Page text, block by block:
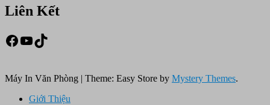
Liên Kết
Facebook
Youtube
TikTok
Máy In Văn Phòng | Theme: Easy Store by Mystery Themes.
Giới Thiệu